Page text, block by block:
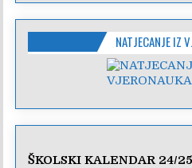
NATJECANJE IZ
ŠKOLSKI KALENDAR 24/25